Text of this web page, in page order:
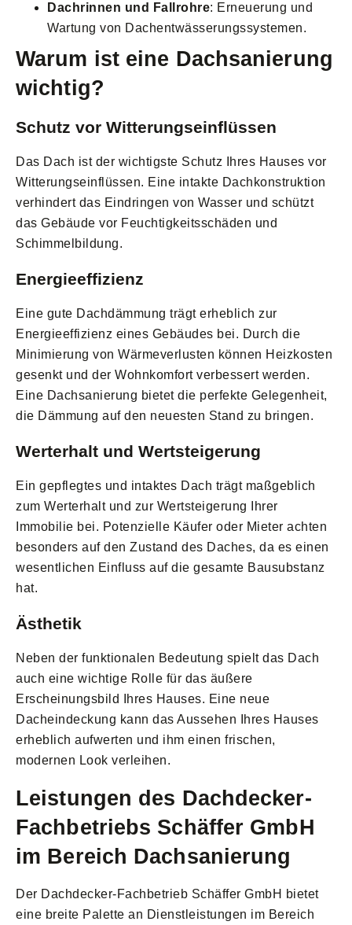
Dachrinnen und Fallrohre: Erneuerung und
Wartung von Dachentwässerungssystemen.
Warum ist eine Dachsanierung
wichtig?
Schutz vor Witterungseinflüssen
Das Dach ist der wichtigste Schutz Ihres Hauses vor
Witterungseinflüssen. Eine intakte Dachkonstruktion
verhindert das Eindringen von Wasser und schützt
das Gebäude vor Feuchtigkeitsschäden und
Schimmelbildung.
Energieeffizienz
Eine gute Dachdämmung trägt erheblich zur
Energieeffizienz eines Gebäudes bei. Durch die
Minimierung von Wärmeverlusten können Heizkosten
gesenkt und der Wohnkomfort verbessert werden.
Eine Dachsanierung bietet die perfekte Gelegenheit,
die Dämmung auf den neuesten Stand zu bringen.
Werterhalt und Wertsteigerung
Ein gepflegtes und intaktes Dach trägt maßgeblich
zum Werterhalt und zur Wertsteigerung Ihrer
Immobilie bei. Potenzielle Käufer oder Mieter achten
besonders auf den Zustand des Daches, da es einen
wesentlichen Einfluss auf die gesamte Bausubstanz
hat.
Ästhetik
Neben der funktionalen Bedeutung spielt das Dach
auch eine wichtige Rolle für das äußere
Erscheinungsbild Ihres Hauses. Eine neue
Dacheindeckung kann das Aussehen Ihres Hauses
erheblich aufwerten und ihm einen frischen,
modernen Look verleihen.
Leistungen des Dachdecker-
Fachbetriebs Schäffer GmbH
im Bereich Dachsanierung
Der Dachdecker-Fachbetrieb Schäffer GmbH bietet
eine breite Palette an Dienstleistungen im Bereich